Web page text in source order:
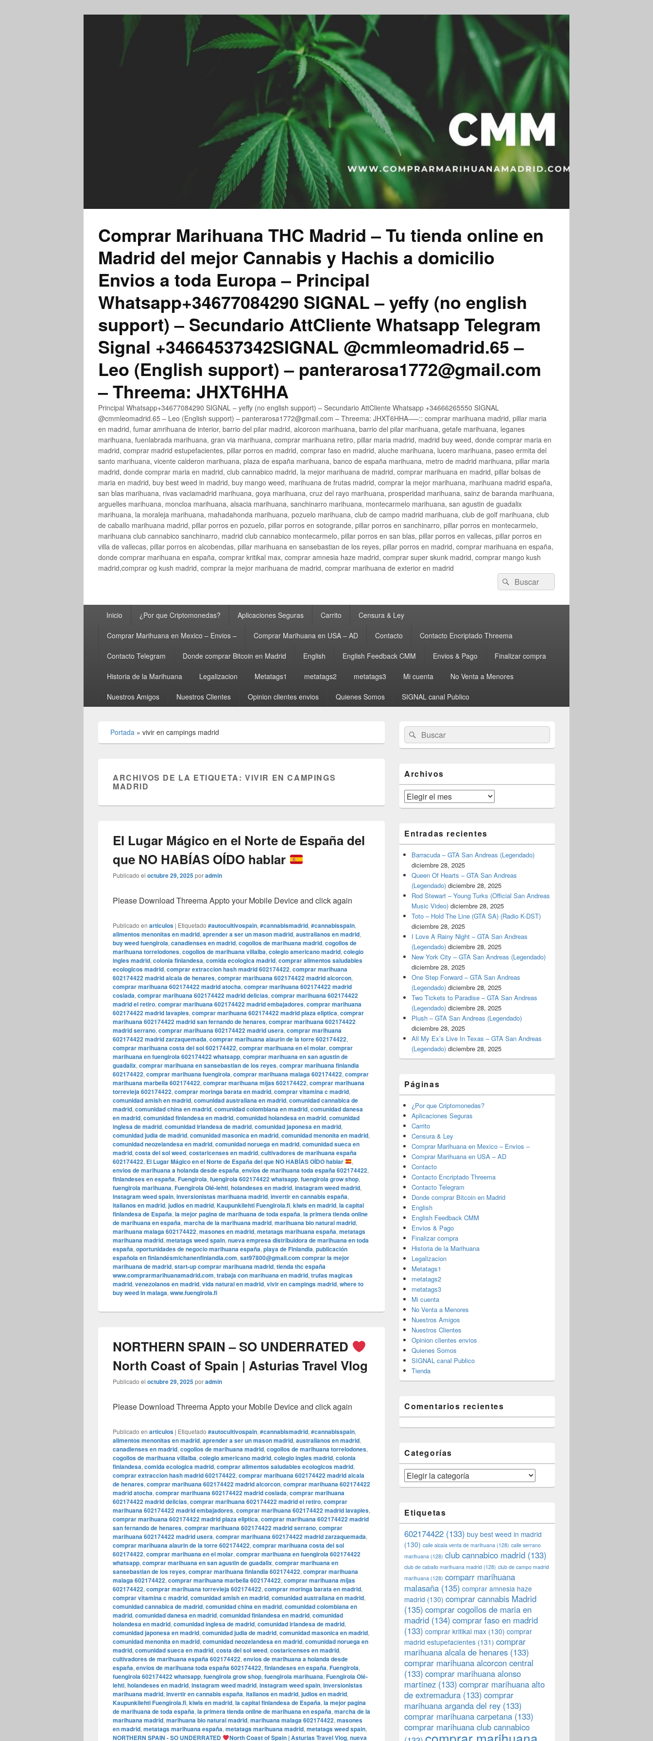
Comprar Marihuana THC Madrid – Tu tienda online en
Madrid del mejor Cannabis y Hachis a domicilio
Envios a toda Europa – Principal
Whatsapp+34677084290 SIGNAL – yeffy (no english
support) – Secundario AttCliente Whatsapp Telegram
Signal +34664537342SIGNAL @cmmleomadrid.65 –
Leo (English support) – panterarosa1772@gmail.com
– Threema: JHXT6HHA
Principal Whatsapp+34677084290 SIGNAL – yeffy (no english support) – Secundario AttCliente Whatsapp +34666265550 SIGNAL
@cmmleomadrid.65 – Leo (English support) – panterarosa1772@gmail.com – Threema: JHXT6HHA—–:: comprar marihuana madrid, pillar maria
en madrid, fumar amrihuana de interior, barrio del pilar madrid, alcorcon marihuana, barrio del pilar marihuana, getafe marihuana, leganes
marihuana, fuenlabrada marihuana, gran via marihuana, comprar marihuana retiro, pillar maria madrid, madrid buy weed, donde comprar maria en
madrid, comprar madrid estupefacientes, pillar porros en madrid, comprar faso en madrid, aluche marihuana, lucero marihuana, paseo ermita del
santo marihuana, vicente calderon marihuana, plaza de españa marihuana, banco de españa marihuana, metro de madrid marihuana, pillar maria
madrid, donde comprar maria en madrid, club cannabico madrid, la mejor marihuana de madrid, comprar marihuana en madrid, pillar bolsas de
maria en madrid, buy best weed in madrid, buy mango weed, marihuana de frutas madrid, comprar la mejor marihuana, marihuana madrid españa,
san blas marihuana, rivas vaciamadrid marihuana, goya marihuana, cruz del rayo marihuana, prosperidad marihuana, sainz de baranda marihuana,
arguelles marihuana, moncloa marihuana, alsacia marihuana, sanchinarro marihuana, montecarmelo marihuana, san agustin de guadalix
marihuana, la moraleja marihuana, mahadahonda marihuana, pozuelo marihuana, club de campo madrid marihuana, club de golf marihuana, club
de caballo marihuana madrid, pillar porros en pozuelo, pillar porros en sotogrande, pillar porros en sanchinarro, pillar porros en montecarmelo,
marihuana club cannabico sanchinarro, madrid club cannabico montecarmelo, pillar porros en san blas, pillar porros en vallecas, pillar porros en
villa de vallecas, pillar porros en alcobendas, pillar marihuana en sansebastian de los reyes, pillar porros en madrid, comprar marihuana en españa,
donde comprar marihuana en españa, comprar kritikal max, comprar amnesia haze madrid, comprar super skunk madrid, comprar mango kush
madrid,comprar og kush madrid, comprar la mejor marihuana de madrid, comprar marihuana de exterior en madrid
Buscar
por:
Buscar
principalInicio ¿Por que Criptomonedas? Aplicaciones Seguras Carrito Censura & Ley
Comprar Marihuana en Mexico – Envios – Comprar Marihuana en USA – AD Contacto Contacto Encriptado Threema
Contacto Telegram Donde comprar Bitcoin en Madrid English English Feedback CMM Envios & Pago Finalizar compra
Historia de la Marihuana Legalizacion Metatags1 metatags2 metatags3 Mi cuenta No Venta a Menores
Nuestros Amigos Nuestros Clientes Opinion clientes envios Quienes Somos SIGNAL canal Publico
Portada » vivir en campings madrid
ARCHIVOS DE LA ETIQUETA:VIVIR EN CAMPINGS
MADRID
El Lugar Mágico en el Norte de España del
que NO HABÍAS OÍDO hablar
Publicado el octubre 29, 2025poradmin
Please Download Threema Appto your Mobile Device and click again
Publicado en articulos | Etiquetado #autocultivospain, #cannabismadrid, #cannabisspain,
alimentos menonitas en madrid, aprender a ser un mason madrid, australianos en madrid,
buy weed fuengirola, canadienses en madrid, cogollos de marihuana madrid, cogollos de
marihuana torrelodones, cogollos de marihuana villalba, colegio americano madrid, colegio
ingles madrid, colonia finlandesa, comida ecologica madrid, comprar alimentos saludables
ecologicos madrid, comprar extraccion hash madrid 602174422, comprar marihuana
602174422 madrid alcala de henares, comprar marihuana 602174422 madrid alcorcon,
comprar marihuana 602174422 madrid atocha, comprar marihuana 602174422 madrid
coslada, comprar marihuana 602174422 madrid delicias, comprar marihuana 602174422
madrid el retiro, comprar marihuana 602174422 madrid embajadores, comprar marihuana
602174422 madrid lavapies, comprar marihuana 602174422 madrid plaza eliptica, comprar
marihuana 602174422 madrid san fernando de henares, comprar marihuana 602174422
madrid serrano, comprar marihuana 602174422 madrid usera, comprar marihuana
602174422 madrid zarzaquemada, comprar marihuana alaurin de la torre 602174422,
comprar marihuana costa del sol 602174422, comprar marihuana en el molar, comprar
marihuana en fuengirola 602174422 whatsapp, comprar marihuana en san agustin de
guadalix, comprar marihuana en sansebastian de los reyes, comprar marihuana finlandia
602174422, comprar marihuana fuengirola, comprar marihuana malaga 602174422, comprar
marihuana marbella 602174422, comprar marihuana mijas 602174422, comprar marihuana
torrevieja 602174422, comprar moringa barata en madrid, comprar vitamina c madrid,
comunidad amish en madrid, comunidad australiana en madrid, comunidad cannabica de
madrid, comunidad china en madrid, comunidad colombiana en madrid, comunidad danesa
en madrid, comunidad finlandesa en madrid, comunidad holandesa en madrid, comunidad
inglesa de madrid, comunidad irlandesa de madrid, comunidad japonesa en madrid,
comunidad judia de madrid, comunidad masonica en madrid, comunidad menonita en madrid,
comunidad neozelandesa en madrid, comunidad noruega en madrid, comunidad sueca en
madrid, costa del sol weed, costaricenses en madrid, cultivadores de marihuana españa
602174422, El Lugar Mágico en el Norte de España del que NO HABÍAS OÍDO hablar ,
envios de marihuana a holanda desde españa, envios de marihuana toda españa 602174422,
finlandeses en españa, Fuengirola, fuengirola 602174422 whatsapp, fuengirola grow shop,
fuengirola marihuana, Fuengirola Olé-lehti, holandeses en madrid, instagram weed madrid,
instagram weed spain, inversionistas marihuana madrid, invertir en cannabis españa,
italianos en madrid, judios en madrid, Kaupunkilehti Fuengirola.fi, kiwis en madrid, la capital
finlandesa de España, la mejor pagina de marihuana de toda españa, la primera tienda online
de marihuana en españa, marcha de la marihuana madrid, marihuana bio natural madrid,
marihuana malaga 602174422, masones en madrid, metatags marihuana españa, metatags
marihuana madrid, metatags weed spain, nueva empresa distribuidora de marihuana en toda
españa, oportunidades de negocio marihuana españa, playa de Finlandia, publicación
española en finlandésmichanenfinlandia.com, sat97800@gmail.com comprar la mejor
marihuana de madrid, start-up comprar marihuana madrid, tienda thc españa
www.comprarmarihuanamadrid.com, trabaja con marihuana en madrid, trufas magicas
madrid, venezolanos en madrid, vida natural en madrid, vivir en campings madrid, where to
buy weed in malaga, www.fuengirola.fi
NORTHERN SPAIN – SO UNDERRATED
North Coast of Spain | Asturias Travel Vlog
Publicado el octubre 29, 2025poradmin
Please Download Threema Appto your Mobile Device and click again
Publicado en articulos | Etiquetado #autocultivospain, #cannabismadrid, #cannabisspain,
alimentos menonitas en madrid, aprender a ser un mason madrid, australianos en madrid,
canadienses en madrid, cogollos de marihuana madrid, cogollos de marihuana torrelodones,
cogollos de marihuana villalba, colegio americano madrid, colegio ingles madrid, colonia
finlandesa, comida ecologica madrid, comprar alimentos saludables ecologicos madrid,
comprar extraccion hash madrid 602174422, comprar marihuana 602174422 madrid alcala
de henares, comprar marihuana 602174422 madrid alcorcon, comprar marihuana 602174422
madrid atocha, comprar marihuana 602174422 madrid coslada, comprar marihuana
602174422 madrid delicias, comprar marihuana 602174422 madrid el retiro, comprar
marihuana 602174422 madrid embajadores, comprar marihuana 602174422 madrid lavapies,
comprar marihuana 602174422 madrid plaza eliptica, comprar marihuana 602174422 madrid
san fernando de henares, comprar marihuana 602174422 madrid serrano, comprar
marihuana 602174422 madrid usera, comprar marihuana 602174422 madrid zarzaquemada,
comprar marihuana alaurin de la torre 602174422, comprar marihuana costa del sol
602174422, comprar marihuana en el molar, comprar marihuana en fuengirola 602174422
whatsapp, comprar marihuana en san agustin de guadalix, comprar marihuana en
sansebastian de los reyes, comprar marihuana finlandia 602174422, comprar marihuana
malaga 602174422, comprar marihuana marbella 602174422, comprar marihuana mijas
602174422, comprar marihuana torrevieja 602174422, comprar moringa barata en madrid,
comprar vitamina c madrid, comunidad amish en madrid, comunidad australiana en madrid,
comunidad cannabica de madrid, comunidad china en madrid, comunidad colombiana en
madrid, comunidad danesa en madrid, comunidad finlandesa en madrid, comunidad
holandesa en madrid, comunidad inglesa de madrid, comunidad irlandesa de madrid,
comunidad japonesa en madrid, comunidad judia de madrid, comunidad masonica en madrid,
comunidad menonita en madrid, comunidad neozelandesa en madrid, comunidad noruega en
madrid, comunidad sueca en madrid, costa del sol weed, costaricenses en madrid,
cultivadores de marihuana españa 602174422, envios de marihuana a holanda desde
españa, envios de marihuana toda españa 602174422, finlandeses en españa, Fuengirola,
fuengirola 602174422 whatsapp, fuengirola grow shop, fuengirola marihuana, Fuengirola Olé-
lehti, holandeses en madrid, instagram weed madrid, instagram weed spain, inversionistas
marihuana madrid, invertir en cannabis españa, italianos en madrid, judios en madrid,
Kaupunkilehti Fuengirola.fi, kiwis en madrid, la capital finlandesa de España, la mejor pagina
de marihuana de toda españa, la primera tienda online de marihuana en españa, marcha de la
marihuana madrid, marihuana bio natural madrid, marihuana malaga 602174422, masones
en madrid, metatags marihuana españa, metatags marihuana madrid, metatags weed spain,
NORTHERN SPAIN - SO UNDERRATED North Coast of Spain | Asturias Travel Vlog, nueva
área
de
widget
lateral
primaria
Buscar
por:
Buscar
Archivos
Archivos
Entradas recientes
Barracuda – GTA San Andreas (Legendado)
diciembre 28, 2025
Queen Of Hearts – GTA San Andreas
(Legendado) diciembre 28, 2025
Rod Stewart – Young Turks (Official San Andreas
Music Video) diciembre 28, 2025
Toto – Hold The Line (GTA SA) (Radio K-DST)
diciembre 28, 2025
I Love A Rainy Night – GTA San Andreas
(Legendado) diciembre 28, 2025
New York City – GTA San Andreas (Legendado)
diciembre 28, 2025
One Step Forward – GTA San Andreas
(Legendado) diciembre 28, 2025
Two Tickets to Paradise – GTA San Andreas
(Legendado) diciembre 28, 2025
Plush – GTA San Andreas (Legendado)
diciembre 28, 2025
All My Ex’s Live In Texas – GTA San Andreas
(Legendado) diciembre 28, 2025
Páginas
¿Por que Criptomonedas?
Aplicaciones Seguras
Carrito
Censura & Ley
Comprar Marihuana en Mexico – Envios –
Comprar Marihuana en USA – AD
Contacto
Contacto Encriptado Threema
Contacto Telegram
Donde comprar Bitcoin en Madrid
English
English Feedback CMM
Envios & Pago
Finalizar compra
Historia de la Marihuana
Legalizacion
Metatags1
metatags2
metatags3
Mi cuenta
No Venta a Menores
Nuestros Amigos
Nuestros Clientes
Opinion clientes envios
Quienes Somos
SIGNAL canal Publico
Tienda
Comentarios recientes
Categorías
Categorías
Etiquetas
602174422 (133) buy best weed in madrid
(130) calle alcala venta de marihuana (128) calle serrano
marihuana (128) club cannabico madrid (133)
club de caballo marihuana madrid (128) club de campo madrid
marihuana (128) comparr marihuana
malasaña (135) comprar amnesia haze
madrid (130) comprar cannabis Madrid
(135) comprar cogollos de maria en
madrid (134) comprar faso en madrid
(133) comprar kritikal max (130) comprar
madrid estupefacientes (131) comprar
marihuana alcala de henares (133)
comprar marihuana alcorcon central
(133) comprar marihuana alonso
martinez (133) comprar marihuana alto
de extremadura (133) comprar
marihuana arganda del rey (133)
comprar marihuana carpetana (133)
comprar marihuana club cannabico